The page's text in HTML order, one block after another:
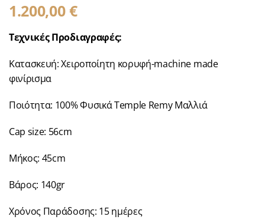
1.200,00€
Τεχνικές Προδιαγραφές:
Κατασκευή: Χειροποίητη κορυφή-machine made
φινίρισμα
Ποιότητα: 100% Φυσικά Temple Remy Μαλλιά
Cap size: 56cm
Μήκος: 45cm
Βάρος: 140gr
Χρόνος Παράδοσης: 15 ημέρες